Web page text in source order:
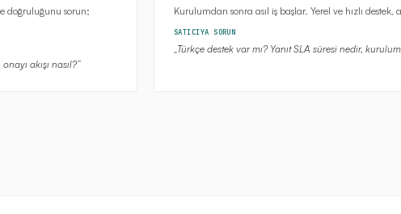
doğruluğunu sorun;
akışı nasıl?”
Kurulumdan sonra asıl iş başlar. Yerel ve hızlı
SATICIYA SORUN
Türkçe destek var mı? Yanıt SLA süresi nedir,